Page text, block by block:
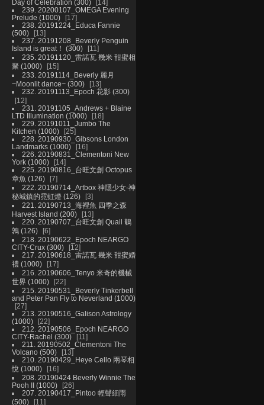
Day of Celebration (300)
14
239. 20200107_OMEGA Evening
Prelude (1000)
17
238. 20191224_Educa Fannie
(500)
13
237. 20191208_Beverly Penguin
Island is great！ (300)
11
235. 20191120_雷諾瓦 幾米 甜蜜相
聚 (1000)
15
233. 20191114_Beverly 麗月
~Moonlit dance~ (300)
13
232. 20191113_Epoch 花影 (300)
12
231. 20191105_Andrews + Blaine
LTD Illumination (1000)
18
229. 20191011_Jumbo The
Kitchen (1000)
25
228. 20190930_Gibsons London
Landmarks (1000)
16
226. 20190831_Clementoni New
York (1000)
14
225. 20190816_台旺文創 Octopus
章魚 (126)
7
222. 20190714_Artbox 神隱少女-神
秘城鎮的霓虹燈 (126)
3
221. 20190713_海裡魚 四季之森
Harvest Island (200)
13
220. 20190707_台旺文創 Quail 鵪
鶉 (126)
6
218. 20190622_Epoch NEARGO
CITY-Crux (300)
12
217. 20190618_雷諾瓦 幾米 甜蜜婚
禮 (1000)
17
216. 20190606_Tenyo 米奇的機械
世界 (1000)
22
215. 20190531_Beverly Tinkerbell
and Peter Pan Fly to Neverland (1000)
27
213. 20190516_Galison Astrology
(1000)
22
212. 20190506_Epoch NEARGO
CITY-Rachel (300)
11
211. 20190502_Clementoni The
Volcano (500)
13
210. 20190429_Heye Cello 兩琴相
悅 (1000)
16
208. 20190424 Beverly Winnie The
Pooh II (1000)
26
207. 20190417_Pintoo 輕聲細雨
(500)
11